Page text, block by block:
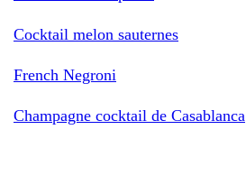
Cocktail melon sauternes
French Negroni
Champagne cocktail de Casablanca